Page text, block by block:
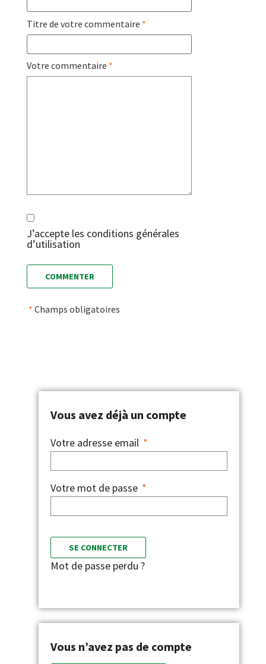
Titre de votre commentaire *
Votre commentaire *
J’accepte les conditions générales
d’utilisation
* Champs obligatoires
Vous avez déjà un compte
Votre adresse email *
Votre mot de passe *
SE CONNECTER
Mot de passe perdu ?
Vous n’avez pas de compte